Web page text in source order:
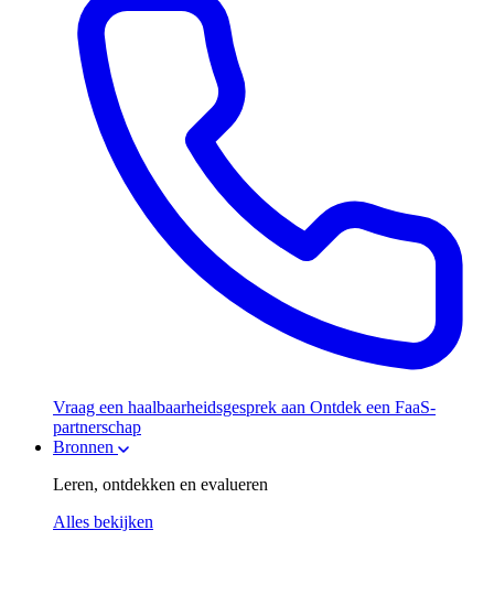
Vraag een haalbaarheidsgesprek aan Ontdek een FaaS-
partnerschap
Bronnen
Leren, ontdekken en evalueren
Alles bekijken